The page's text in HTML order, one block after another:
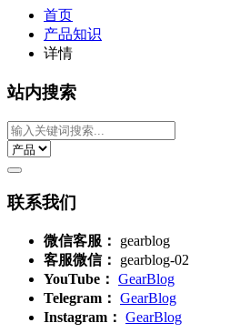
首页
产品知识
详情
站内搜索
联系我们
微信客服：
gearblog
客服微信：
gearblog-02
YouTube： GearBlog
Telegram： GearBlog
Instagram： GearBlog